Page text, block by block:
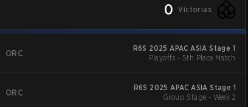
0 Victorias
ORC
R6S 2025 APAC ASIA Stage 1
Playoffs - 5th Place Match
ORC
R6S 2025 APAC ASIA Stage 1
Group Stage - Week 2